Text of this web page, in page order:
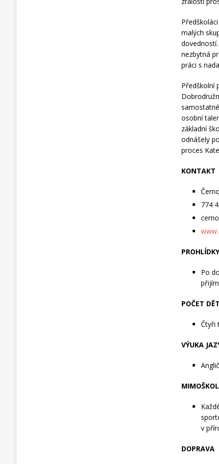
malých
nezbytná
práci s
Předškolní
osobní
základní
odnášely
proces
KONTAKT
774
Po
POČET
Čtyři
VÝUKA
v
DOPRAVA